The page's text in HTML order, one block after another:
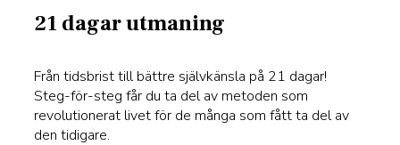
21 dagar utmaning
Från tidsbrist till bättre självkänsla på 21 dagar!
Steg-för-steg får du ta del av metoden som
revolutionerat livet för de många som fått ta del av
den tidigare.